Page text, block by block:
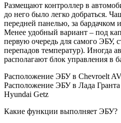
Размещают контроллер в
до него было легко добраться.
передней панелью, за бардачком
Менее удобный вариант – под
первую очередь для самого ЭБУ,
перепадов температур). Иногда
располагают блок управления в
Расположение ЭБУ в Chevroelt
Расположение ЭБУ в Лада
Hyundai Getz
Какие функции выполняет ЭБУ?